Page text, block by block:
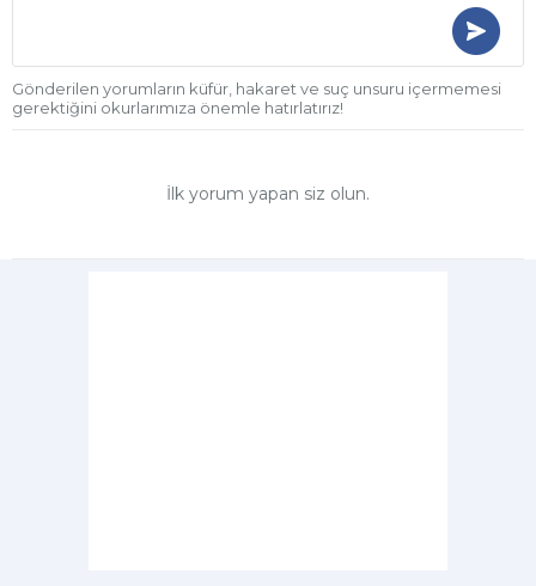
Gönderilen yorumların küfür, hakaret ve suç unsuru içermemesi
gerektiğini okurlarımıza önemle hatırlatırız!
İlk yorum yapan siz olun.